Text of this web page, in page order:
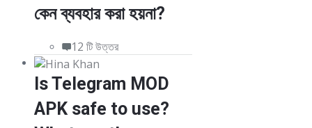
কেন ব্যবহার করা হয়না?
12 টি উত্তর
Is Telegram MOD
APK safe to use?